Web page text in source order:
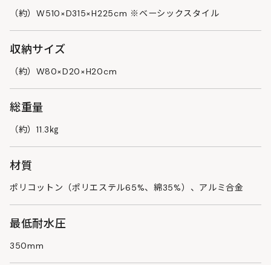
（約）W510×D315×H225cm ※ベーシックスタイル
収納サイズ
（約）W80×D20×H20cm
総重量
（約）11.3㎏
材質
ポリコットン（ポリエステル65%、綿35%）、アルミ合金
最低耐水圧
350mm